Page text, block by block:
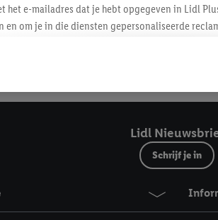
Lidl
Lidl
Schrijf je in
het e-mailadres dat je hebt opgegeven in Lidl
en om je in die diensten gepersonaliseerde
geeft, dan kunnen retargeting
getoond (bijvoorbeeld door het product in een
weergegeven, als verschillende eindapparaten
andere identifiers of met identifiers
je instemt. Verder kan je er meer informatie
kies je voor de optie dat er enkel